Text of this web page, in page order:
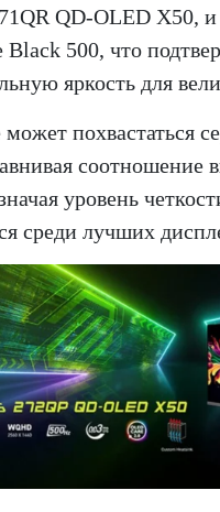
QD-OLED
500, что
яркость для
похвастаться
уровень
среди лучших